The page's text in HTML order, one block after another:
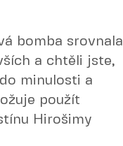
bomba srovnala
a chtěli jste,
minulosti a
použít
Hirošimy